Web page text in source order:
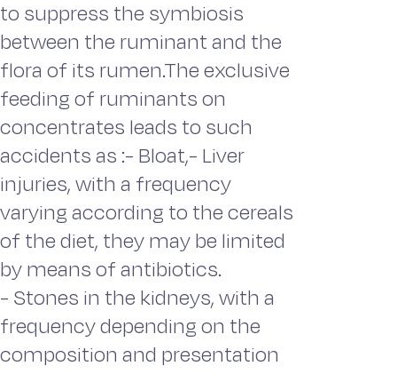
to suppress the symbiosis
between the ruminant and the
flora of its rumen.The exclusive
feeding of ruminants on
concentrates leads to such
accidents as :- Bloat,- Liver
injuries, with a frequency
varying according to the cereals
of the diet, they may be limited
by means of antibiotics.
- Stones in the kidneys, with a
frequency depending on the
composition and presentation